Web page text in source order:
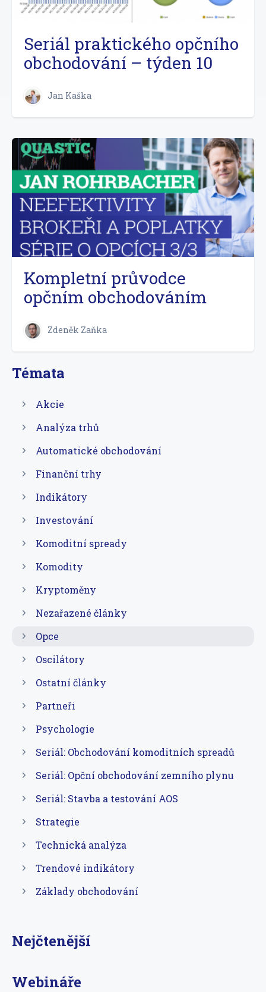
Seriál praktického opčního
obchodování – týden 10
Jan Kaška
Kompletní průvodce
opčním obchodováním
Zdeněk Zaňka
Témata
Akcie
Analýza trhů
Automatické obchodování
Finanční trhy
Indikátory
Investování
Komoditní spready
Komodity
Kryptoměny
Nezařazené články
Opce
Oscilátory
Ostatní články
Partneři
Psychologie
Seriál: Obchodování komoditních spreadů
Seriál: Opční obchodování zemního plynu
Seriál: Stavba a testování AOS
Strategie
Technická analýza
Trendové indikátory
Základy obchodování
Nejčtenější
Webináře